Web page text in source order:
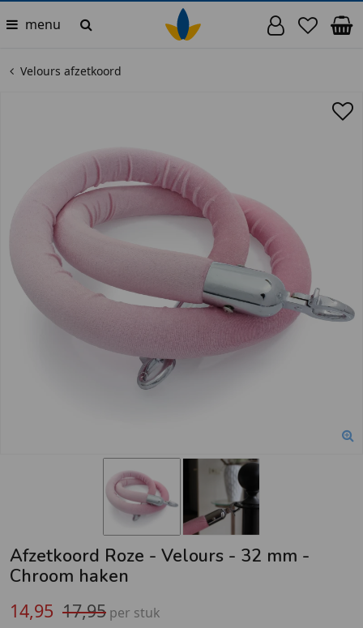
menu
Velours afzetkoord
Afzetkoord Roze - Velours - 32 mm -
Chroom haken
14,95 17,95 per stuk